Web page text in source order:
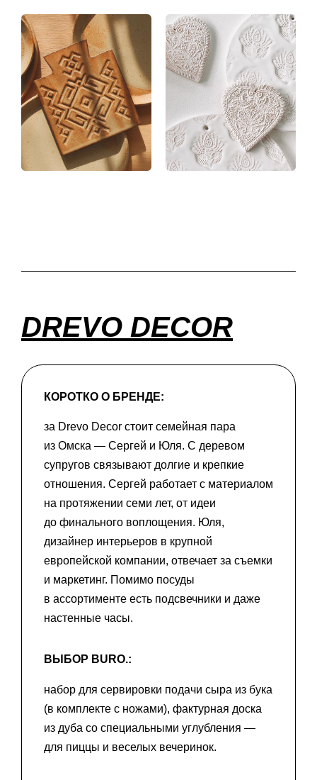
DREVO DECOR
КОРОТКО О БРЕНДЕ:
за Drevo Decor стоит семейная пара
из Омска — Сергей и Юля. С деревом
супругов связывают долгие и крепкие
отношения. Сергей работает с материалом
на протяжении семи лет, от идеи
до финального воплощения. Юля,
дизайнер интерьеров в крупной
европейской компании, отвечает за съемки
и маркетинг. Помимо посуды
в ассортименте есть подсвечники и даже
настенные часы.
ВЫБОР BURO.:
набор для сервировки подачи сыра из бука
(в комплекте с ножами), фактурная доска
из дуба со специальными углубления —
для пиццы и веселых вечеринок.